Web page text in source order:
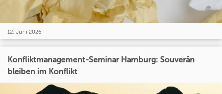
12. Juni 2026
Konfliktmanagement-Seminar Hamburg: Souverän
bleiben im Konflikt